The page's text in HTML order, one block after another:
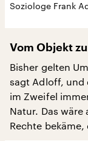
Soziologe Frank
Vom Objekt
Bisher gelten
sagt Adloff, und
im Zweifel
Natur. Das
Rechte bekäme,